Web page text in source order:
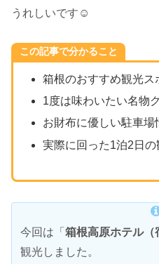
うれしいです☺️
この記事で分かること
箱根のおすすめ観光ス
1度は味わいたい名物
お財布に優しい駐車場
実際に回った1泊2日の
今回は「 箱根高原ホテル（
観光しました。